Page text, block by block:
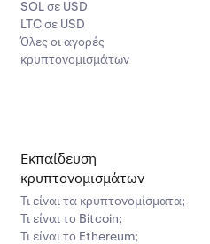
SOL σε USD
LTC σε USD
Όλες οι αγορές
κρυπτονομισμάτων
Εκπαίδευση
κρυπτονομισμάτων
Τι είναι τα κρυπτονομίσματα;
Τι είναι το Bitcoin;
Τι είναι το Ethereum;